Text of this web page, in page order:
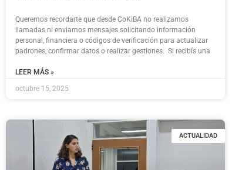
Queremos recordarte que desde CoKiBA no realizamos
llamadas ni enviamos mensajes solicitando información
personal, financiera o códigos de verificación para actualizar
padrones, confirmar datos o realizar gestiones. Si recibís una
LEER MÁS »
octubre 15, 2025
ACTUALIDAD